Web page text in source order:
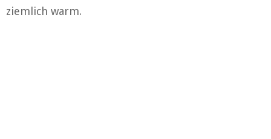
ziemlich warm.